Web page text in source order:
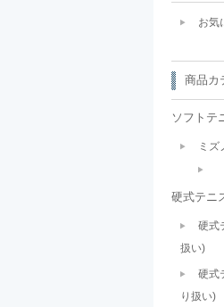
お気
商品カ
ソフト
ミズ
硬式テニ
硬式
扱い)
硬式
り扱い)